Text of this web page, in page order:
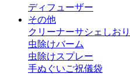
ディフューザー
その他
クリーナーサシェ しおり
虫除けバーム
虫除けスプレー
手ぬぐいご祝儀袋